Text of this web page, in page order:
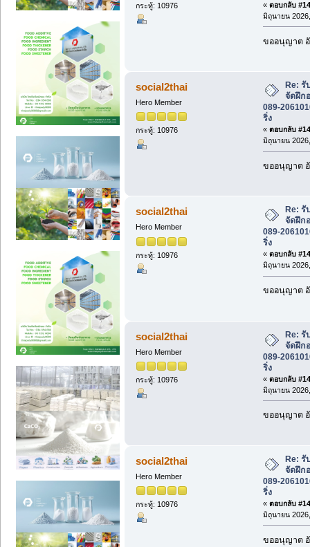
กระทู้: 10976 « ตอบกลับ
มิถุนายน
ขออนุญาต
social2thai
Hero Member
กระทู้: 10976
Re: รั
จัดฝึก
089-
ริ่ง
« ตอบกลับ
มิถุนายน
ขออนุญาต
social2thai
Hero Member
กระทู้: 10976
Re: รั
จัดฝึก
089-
ริ่ง
« ตอบกลับ
มิถุนายน
ขออนุญาต
social2thai
Hero Member
กระทู้: 10976
Re: รั
จัดฝึก
089-
ริ่ง
« ตอบกลับ
มิถุนายน
ขออนุญาต
social2thai
Hero Member
กระทู้: 10976
Re: รั
จัดฝึก
089-
ริ่ง
« ตอบกลับ
มิถุนายน
ขออนุญาต